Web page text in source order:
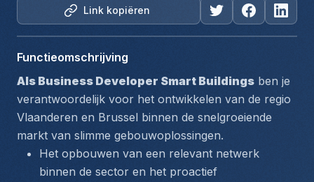
Link kopiëren
Functieomschrijving
Als Business Developer Smart Buildings ben je
verantwoordelijk voor het ontwikkelen van de regio
Vlaanderen en Brussel binnen de snelgroeiende
markt van slimme gebouwoplossingen.
Het opbouwen van een relevant netwerk
binnen de sector en het proactief